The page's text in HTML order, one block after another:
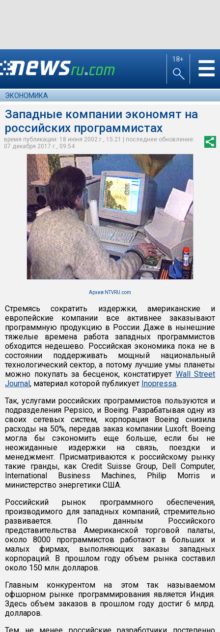
18+ ☰
ЭКОНОМИКА
Западные компании экономят на
российских программистах
время публикации: 18 июня 2002 г., 15:21 | последнее обновление:
07 декабря 2017 г., 09:54
Архив NTVRU.com
Стремясь сократить издержки, американские и
европейские компании все активнее заказывают
программную продукцию в России. Даже в нынешние
тяжелые времена работа западных программистов
обходится недешево. Российская экономика пока не в
состоянии поддерживать мощный национальный
технологический сектор, а потому лучшие умы планеты
можно покупать за бесценок, констатирует Wall Street
Journal, материал которой публикует Inopressa.
Так, услугами российских программистов пользуются и
подразделения Pepsico, и Boeing. Разрабатывая одну из
своих сетевых систем, корпорация Boeing снизила
расходы на 50%, передав заказ компании Luxoft. Boeing
могла бы сэкономить еще больше, если бы не
неожиданные издержки на связь, поездки и
менеджмент. Присматриваются к российскому рынку
такие гранды, как Credit Suisse Group, Dell Computer,
International Business Machines, Philip Morris и
министерство энергетики США.
Российский рынок программного обеспечения,
производимого для западных компаний, стремительно
развивается. По данным Российского
представительства Американской торговой палаты,
около 8000 программистов работают в больших и
малых фирмах, выполняющих заказы западных
корпораций. В прошлом году объем рынка составил
около 150 млн. долларов.
Главным конкурентом на этом так называемом
офшорном рынке программирования является Индия.
Здесь объем заказов в прошлом году достиг 6 млрд.
долларов.
Тем не менее российские разработчики постепенно